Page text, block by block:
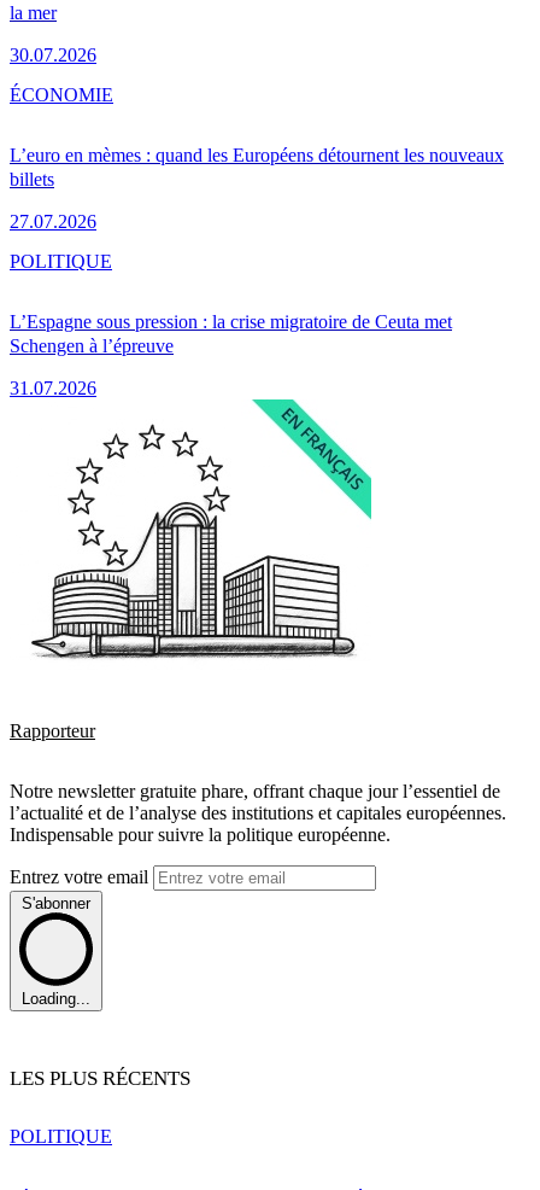
la mer
30.07.2026
L’euro en mèmes : quand les Européens détournent les nouveaux
billets
27.07.2026
ÉCONOMIE
L’Espagne sous pression : la crise migratoire de Ceuta met
Schengen à l’épreuve
31.07.2026
POLITIQUE
Rapporteur
Notre newsletter gratuite phare, offrant chaque jour l’essentiel de
l’actualité et de l’analyse des institutions et capitales européennes.
Indispensable pour suivre la politique européenne.
Entrez votre email
S'abonner
Loading...
LES PLUS RÉCENTS
POLITIQUE